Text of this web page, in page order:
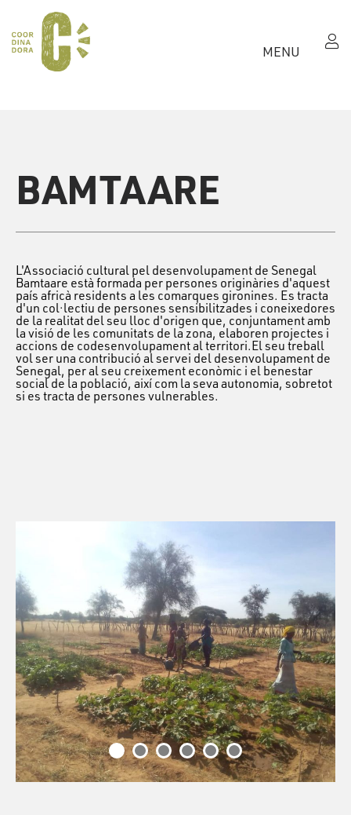
MENU
BAMTAARE
L'Associació cultural pel desenvolupament de Senegal
Bamtaare està formada per persones originàries d'aquest
país africà residents a les comarques gironines. Es tracta
d'un col·lectiu de persones sensibilitzades i coneixedores
de la realitat del seu lloc d'origen que, conjuntament amb
la visió de les comunitats de la zona, elaboren projectes i
accions de codesenvolupament al territori.El seu treball
vol ser una contribució al servei del desenvolupament de
Senegal, per al seu creixement econòmic i el benestar
social de la població, així com la seva autonomia, sobretot
si es tracta de persones vulnerables.